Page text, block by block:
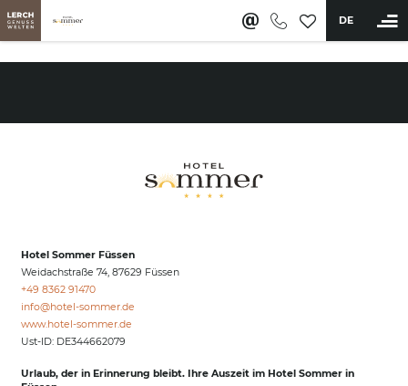
DE
Zimmer & Angebote
Anwendungen & Massagen
Day Spa & Mitgliedschaft
Fitness & Aktivprogramm
Restaurant & Bar
Erleben
Hotel Sommer Füssen
Weidachstraße 74, 87629 Füssen
+49 8362 91470
info@hotel-sommer.de
www.hotel-sommer.de
Ust-ID: DE344662079
Urlaub, der in Erinnerung bleibt. Ihre Auszeit im Hotel Sommer in